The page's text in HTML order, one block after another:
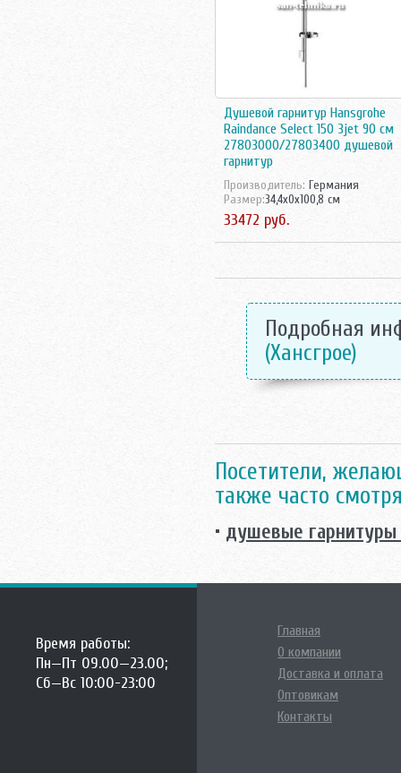
Душевой гарнитур Hansgrohe
Raindance Select 150 3jеt 90 см
27803000/27803400 душевой
гарнитур
Производитель: Германия
Размер:34,4x0x100,8 см
33472 руб.
Подробная
(Хансгрое)
Посетители,
также часто
• душевые
Время работы:
Пн—Пт 09.00—23.00;
Сб—Вс 10:00-23:00
Главная
О компании
Доставка и оплата
Оптовикам
Контакты